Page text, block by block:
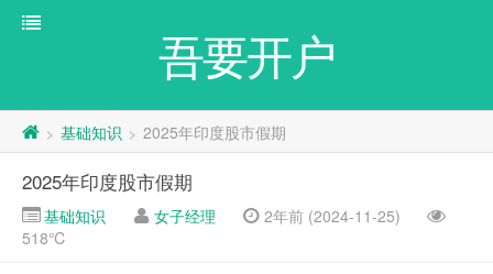
吾要开户
> 基础知识 > 2025年印度股市假期
2025年印度股市假期
基础知识 女子经理
2年前 (2024-11-25)
518℃